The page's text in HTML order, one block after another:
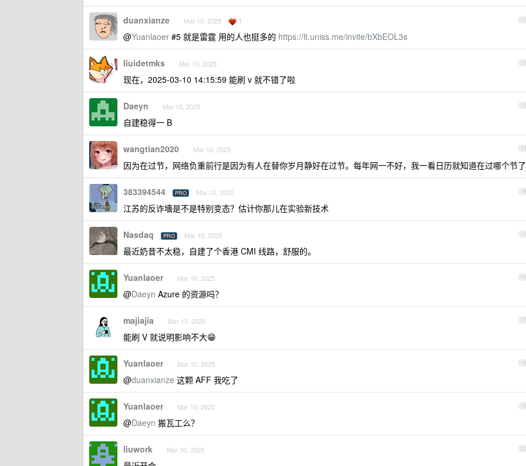
10
duanxianze Mar 10, 2025 1
@Yuanlaoer #5 就是雷霆 用的人也挺多的 https://lt.uniss.me/invite/bXbEOL3s
11
liuidetmks Mar 10, 2025
现在，2025-03-10 14:15:59 能刷 v 就不错了啦
12
Daeyn Mar 10, 2025
自建稳得一 B
13
wangtian2020 Mar 10, 2025
因为在过节，网络负重前行是因为有人在替你岁月静好在过节。每年网一不好，我一看日历就知道在过哪个节了
14
383394544 PRO Mar 10, 2025
江苏的反诈墻是不是特别变态？估计你那儿在实验新技术
15
Nasdaq PRO Mar 10, 2025
最近奶昔不太稳，自建了个香港 CMI 线路，舒服的。
16
Yuanlaoer Mar 10, 2025
@Daeyn Azure 的资源吗？
17
majiajia Mar 10, 2025
能刷 V 就说明影响不大😁
18
Yuanlaoer Mar 10, 2025
@duanxianze 这颗 AFF 我吃了
19
Yuanlaoer Mar 10, 2025
@Daeyn 搬瓦工么？
20
liuwork Mar 10, 2025